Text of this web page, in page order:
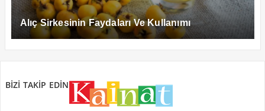
Alıç Sirkesinin Faydaları Ve Kullanımı
BİZİ TAKİP EDİN